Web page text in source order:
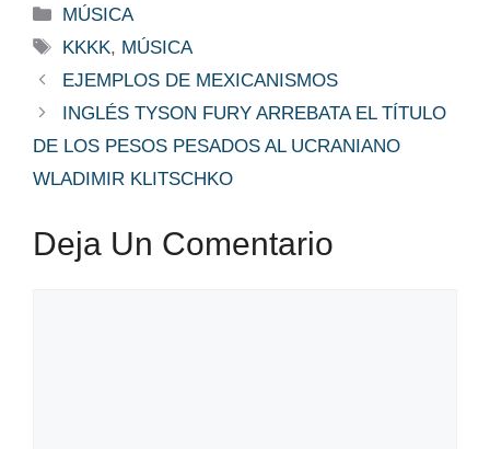
Categorías
MÚSICA
Etiquetas
KKKK, MÚSICA
EJEMPLOS DE MEXICANISMOS
INGLÉS TYSON FURY ARREBATA EL TÍTULO
DE LOS PESOS PESADOS AL UCRANIANO
WLADIMIR KLITSCHKO
Deja Un Comentario